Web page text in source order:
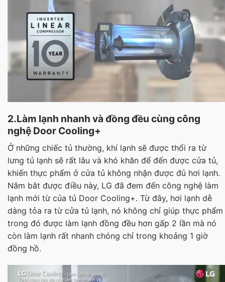
2.Làm lạnh nhanh và đồng đều cùng công
nghệ Door Cooling+
Ở những chiếc tủ thường, khí lạnh sẽ được thổi ra từ
lưng tủ lạnh sẽ rất lâu và khó khăn để đến được cửa tủ,
khiến thực phẩm ở cửa tủ không nhận được đủ hơi lạnh.
Nắm bắt được điều này, LG đã đem đến công nghệ làm
lạnh mới từ của tủ Door Cooling+. Từ đây, hơi lạnh dễ
dàng tỏa ra từ cửa tủ lạnh, nó không chỉ giúp thực phẩm
trong đó được làm lạnh đồng đều hơn gấp 2 lần mà nó
còn làm lạnh rất nhanh chóng chỉ trong khoảng 1 giờ
đồng hồ.